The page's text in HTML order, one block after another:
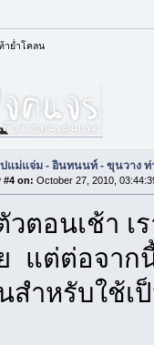
าย่ำโคลน
ปแม่แจ่ม - อินทนนท์ - ขุนวาง ท่
#4 on: October 27, 2010,
วตอนเช้า เ
แต่ต่อจาก
สำหรับใช้เ